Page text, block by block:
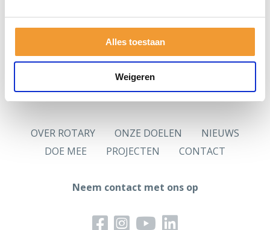
Alles toestaan
Weigeren
Hoofdlettergevoelig
Let op: Je wachtwoord is hoofdlettergevoelig.
Jouw in de ledenadministratie opgenomen persoonlijk
e-mailadres is jouw gebruikersnaam.
OVER ROTARY ONZE DOELEN
NIEUWS
DOE MEE
PROJECTEN CONTACT
Neem contact met ons op